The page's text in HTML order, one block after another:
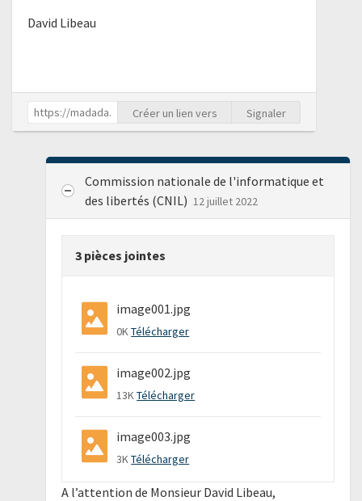
David Libeau
Créer un lien vers Signaler
Commission nationale de l'informatique et
des libertés (CNIL) 12 juillet 2022
3 pièces jointes
image001.jpg
0KTélécharger
image002.jpg
13KTélécharger
image003.jpg
3KTélécharger
A l’attention de Monsieur David Libeau,